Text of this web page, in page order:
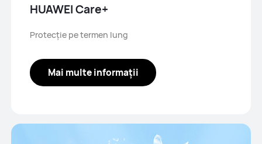
HUAWEI Care+
Protecție pe termen lung
Mai multe informații